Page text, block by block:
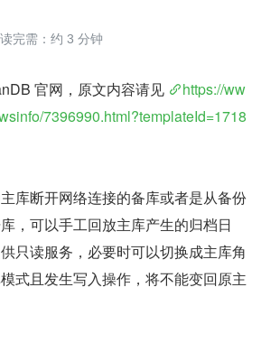
完需：约 3 分钟
官网，原文内容请见
https://ww
7396990.html?templateId=1718
库断开网络连接的备库或者是从备份
，可以手工回放主库产生的归档日
只读服务，必要时可以切换成主库角
式且发生写入操作，将不能变回原主